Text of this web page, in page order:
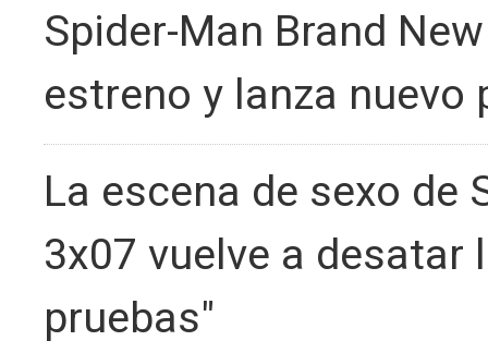
Spider-Man Brand
estreno y lanza nuevo
La escena de sexo de
3x07 vuelve a desatar
pruebas"